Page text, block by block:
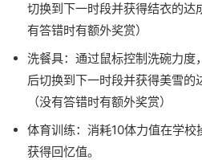
切换到下一时段并获得结衣的达
有答错时有额外奖赏）
洗餐具：通过鼠标控制洗碗力度
后切换到下一时段并获得美雪的
（没有答错时有额外奖赏）
体育训练：消耗10体力值在学
获得回忆值。